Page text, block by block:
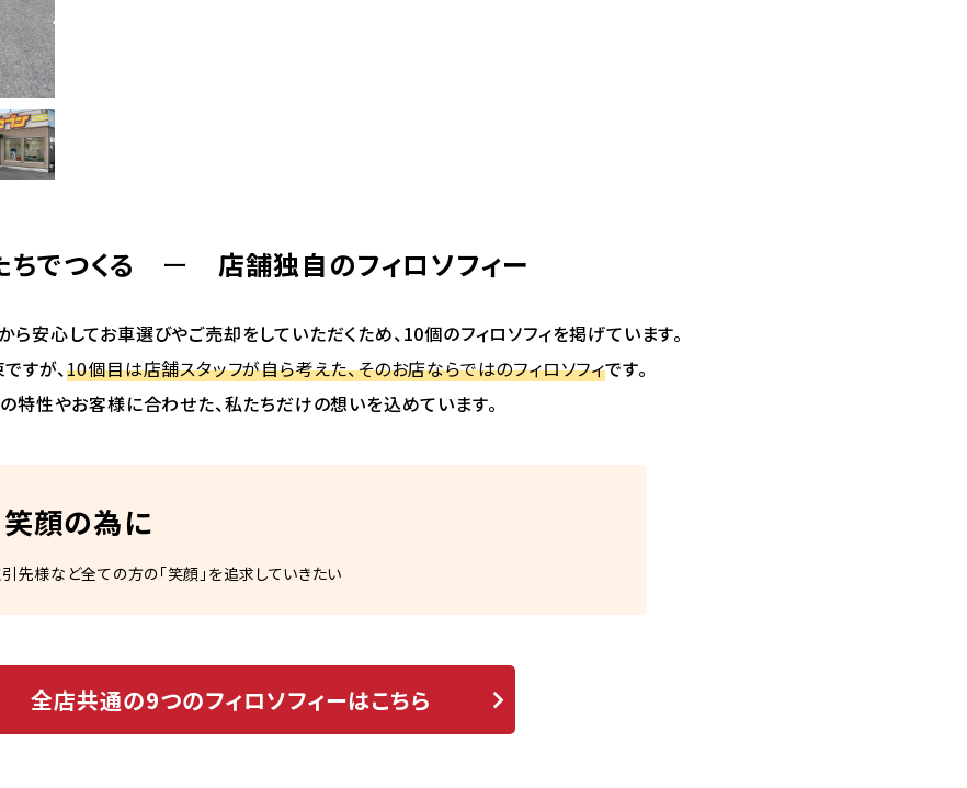
ちでつくる ー 店舗独自のフィロソフィー
ら安心してお車選びやご売却をしていただくため、10個のフィロソフィを掲げています。
すが、10個目は店舗スタッフが自ら考えた、そのお店ならではのフィロソフィです。
特性やお客様に合わせた、私たちだけの想いを込めています。
顔の為に
先様など全ての方の「笑顔」を追求していきたい
全店共通の9つのフィロソフィーはこちら